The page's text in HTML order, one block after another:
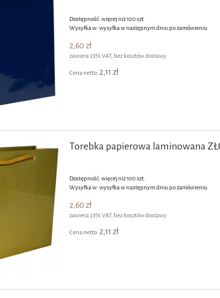
Dostępność:więcej niż 100 szt.
Wysyłka w:wysyłka w następnym dniu po zamówieniu
2,60 zł
zawiera 23% VAT, bez kosztów dostawy
Cena netto: 2,11 zł
Torebka papierowa laminowana
Dostępność:więcej niż 100 szt.
Wysyłka w:wysyłka w następnym dniu po zamówieniu
2,60 zł
zawiera 23% VAT, bez kosztów dostawy
Cena netto: 2,11 zł